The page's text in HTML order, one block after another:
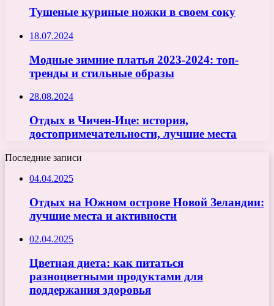
Тушеные куриные ножки в своем соку
18.07.2024
Модные зимние платья 2023-2024: топ-
тренды и стильные образы
28.08.2024
Отдых в Чичен-Ице: история,
достопримечательности, лучшие места
Последние записи
04.04.2025
Отдых на Южном острове Новой Зеландии:
лучшие места и активности
02.04.2025
Цветная диета: как питаться
разноцветными продуктами для
поддержания здоровья